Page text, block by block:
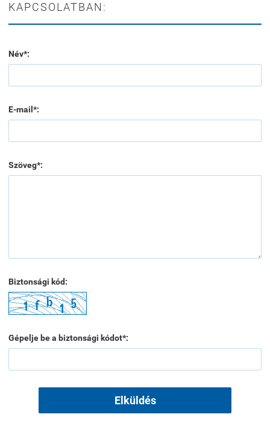
KAPCSOLATBAN:
Név*:
E-mail*:
Szöveg*:
Biztonsági kód:
Gépelje be a biztonsági kódot*:
Elküldés